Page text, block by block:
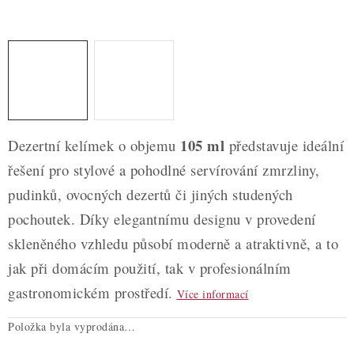
Hodnocení obchodu
Blog
Moje objednávka
Podmínky ochrany osobních údajů
Dezertní kelímek o objemu 105 ml představuje ideální
řešení pro stylové a pohodlné servírování zmrzliny,
pudinků, ovocných dezertů či jiných studených
pochoutek. Díky elegantnímu designu v provedení
skleněného vzhledu působí moderně a atraktivně, a to
jak při domácím použití, tak v profesionálním
gastronomickém prostředí. Více informací
Položka byla vyprodána…